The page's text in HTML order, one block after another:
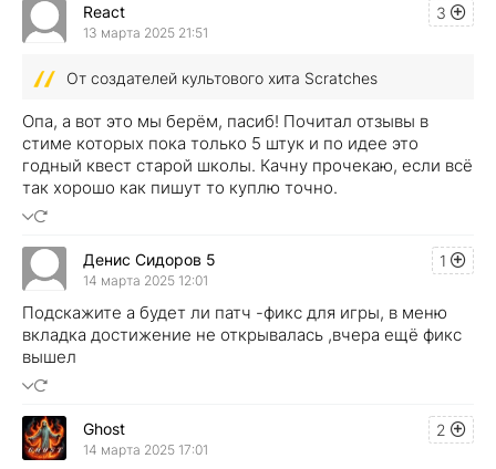
3
React
13 марта 2025 21:51
От создателей культового хита Scratches
Опа, а вот это мы берём, пасиб! Почитал отзывы в
стиме которых пока только 5 штук и по идее это
годный квест старой школы. Качну прочекаю, если всё
так хорошо как пишут то куплю точно.
1
Денис Сидоров 5
14 марта 2025 12:01
Подскажите а будет ли патч -фикс для игры, в меню
вкладка достижение не открывалась ,вчера ещё фикс
вышел
2
Ghost
14 марта 2025 17:01